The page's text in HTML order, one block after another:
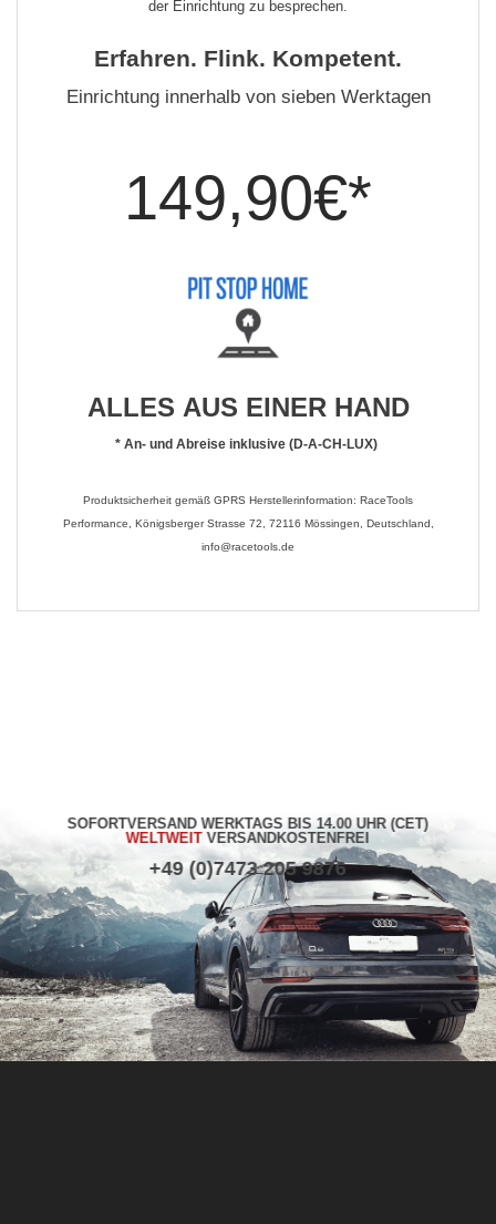
der Einrichtung zu besprechen.
Erfahren. Flink. Kompetent.
Einrichtung innerhalb von sieben Werktagen
149,90€*
ALLES AUS EINER HAND
* An- und Abreise inklusive (D-A-CH-LUX)
Produktsicherheit gemäß GPRS Herstellerinformation: RaceTools
Performance, Königsberger Strasse 72, 72116 Mössingen, Deutschland,
info@racetools.de
SOFORTVERSAND WERKTAGS BIS 14.00 UHR (CET)
WELTWEITVERSANDKOSTENFREI
+49 (0)7473 205 9876